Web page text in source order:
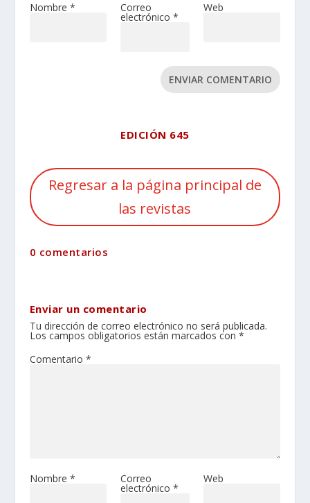
Nombre * Correo
electrónico *
Web
ENVIAR COMENTARIO
EDICIÓN 645
Regresar a la página principal de
las revistas
0 comentarios
Enviar un comentario
Tu dirección de correo electrónico no será publicada.
Los campos obligatorios están marcados con *
Comentario *
Nombre * Correo
electrónico *
Web